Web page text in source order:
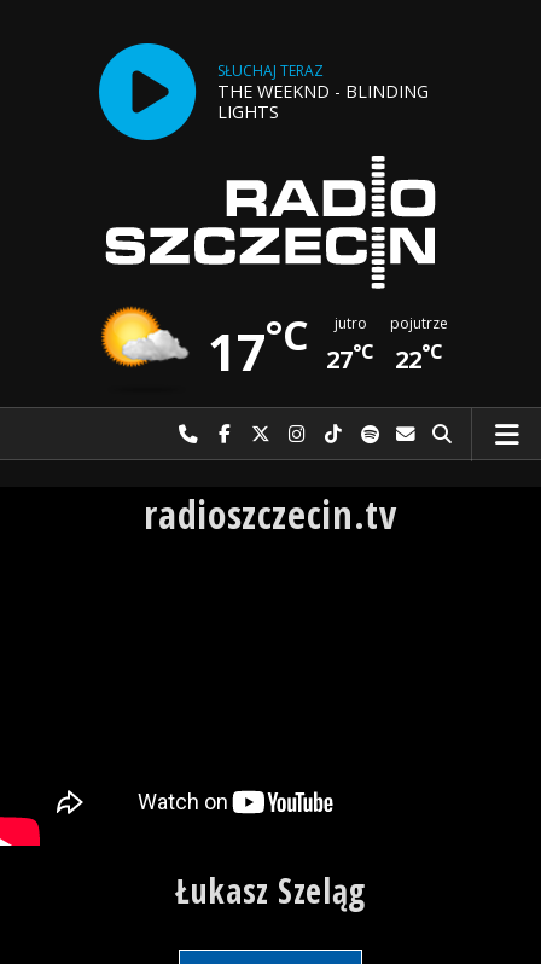
SŁUCHAJ TERAZ
THE WEEKND - BLINDING
LIGHTS
17°C jutro
27°C
pojutrze
22°C
Najlepiej po prostu do nas zadzwoń
Odwiedź nas na Facebook-u
Odwiedź nas na X
Odwiedź nas na Instagram-ie
Odwiedź nas na TikTok-u
Szukaj nas na Spotify
Wyślij do nas
Szukaj
radioszczecin.tv
Łukasz Szeląg